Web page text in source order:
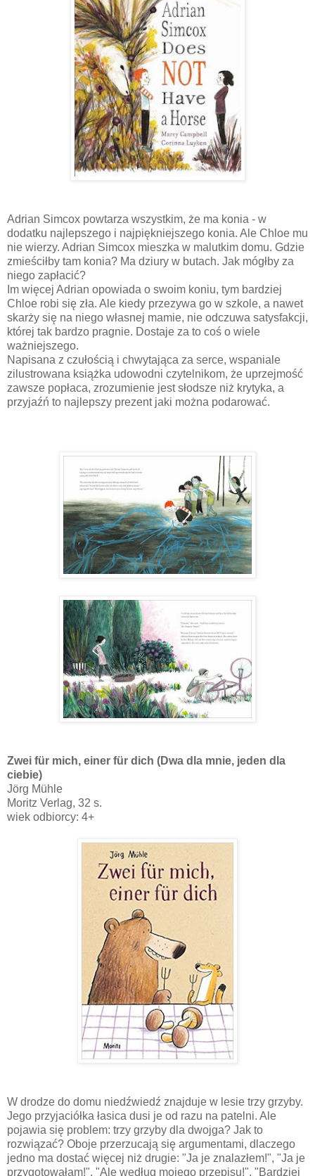
Adrian Simcox powtarza wszystkim, że ma konia - w
dodatku najlepszego i najpiękniejszego konia. Ale Chloe mu
nie wierzy. Adrian Simcox mieszka w malutkim domu. Gdzie
zmieściłby tam konia? Ma dziury w butach. Jak mógłby za
niego zapłacić?
Im więcej Adrian opowiada o swoim koniu, tym bardziej
Chloe robi się zła. Ale kiedy przezywa go w szkole, a nawet
skarży się na niego własnej mamie, nie odczuwa satysfakcji,
której tak bardzo pragnie. Dostaje za to coś o wiele
ważniejszego.
Napisana z czułością i chwytająca za serce, wspaniale
zilustrowana książka udowodni czytelnikom, że uprzejmość
zawsze popłaca, zrozumienie jest słodsze niż krytyka, a
przyjaźń to najlepszy prezent jaki można podarować.
Zwei für mich, einer für dich (Dwa dla mnie, jeden dla
ciebie)
Jörg Mühle
Moritz Verlag, 32 s.
wiek odbiorcy: 4+
W drodze do domu niedźwiedź znajduje w lesie trzy grzyby.
Jego przyjaciółka łasica dusi je od razu na patelni. Ale
pojawia się problem: trzy grzyby dla dwojga? Jak to
rozwiązać? Oboje przerzucają się argumentami, dlaczego
jedno ma dostać więcej niż drugie: "Ja je znalazłem!", "Ja je
przygotowałam!", "Ale według mojego przepisu!", "Bardziej